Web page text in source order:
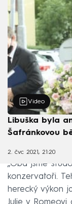
Video
Libuška byla
Šafránkovou
2. čvc 2021, 21:20
„Oba jsme
konzervatoři.
herecký výkon
Julie v Romeovi